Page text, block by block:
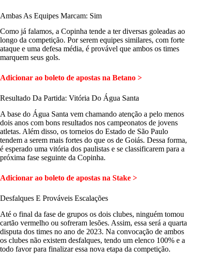
Ambas As Equipes Marcam: Sim
Como já falamos, a Copinha tende a ter diversas goleadas ao
longo da competição. Por serem equipes similares, com forte
ataque e uma defesa média, é provável que ambos os times
marquem seus gols.
Adicionar ao boleto de apostas na Betano >
Resultado Da Partida: Vitória Do Água Santa
A base do Água Santa vem chamando atenção a pelo menos
dois anos com bons resultados nos campeonatos de jovens
atletas. Além disso, os torneios do Estado de São Paulo
tendem a serem mais fortes do que os de Goiás. Dessa forma,
é esperado uma vitória dos paulistas e se classificarem para a
próxima fase seguinte da Copinha.
Adicionar ao boleto de apostas na Stake >
Desfalques E Prováveis Escalações
Até o final da fase de grupos os dois clubes, ninguém tomou
cartão vermelho ou sofreram lesões. Assim, essa será a quarta
disputa dos times no ano de 2023. Na convocação de ambos
os clubes não existem desfalques, tendo um elenco 100% e a
todo favor para finalizar essa nova etapa da competição.